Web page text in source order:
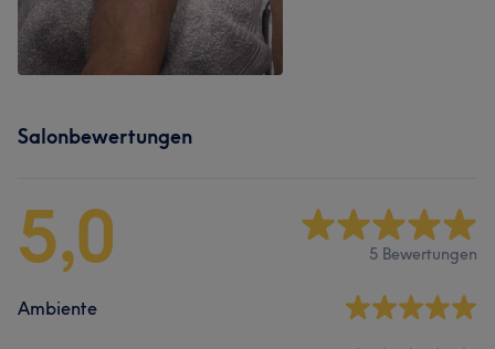
Salonbewertungen
5,0 5 Bewertungen
Ambiente